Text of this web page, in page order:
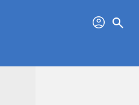
profil search